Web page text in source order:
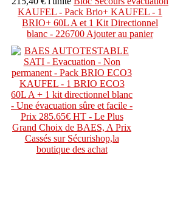
KAUFEL - Pack Brio+ KAUFEL - 1
BRIO+ 60L A et 1 Kit Directionnel
blanc - 226700Ajouter au panier